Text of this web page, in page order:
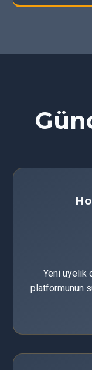
Yeni üyelik
platformunun